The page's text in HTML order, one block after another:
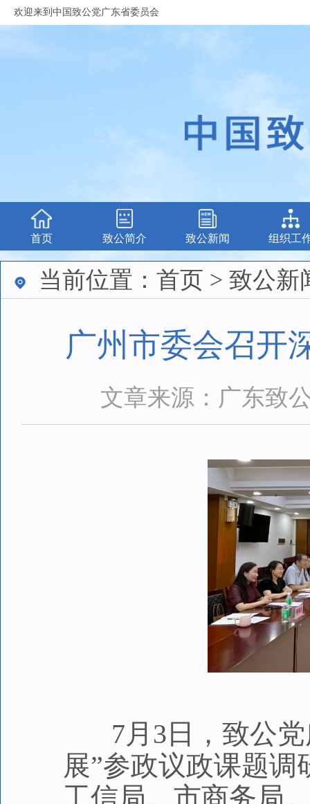
欢迎来到中国致公党广东省委员会
首页 致公简介 致公新闻 组织工
当前位置：首页 > 致公新
广州市委会召开
文章来源：广东致
7月3日，致公党
展”参政议政课题
工信局、市商务局